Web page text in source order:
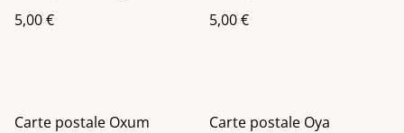
5,00 €
5,00 €
Carte postale Oxum
Carte postale Oya